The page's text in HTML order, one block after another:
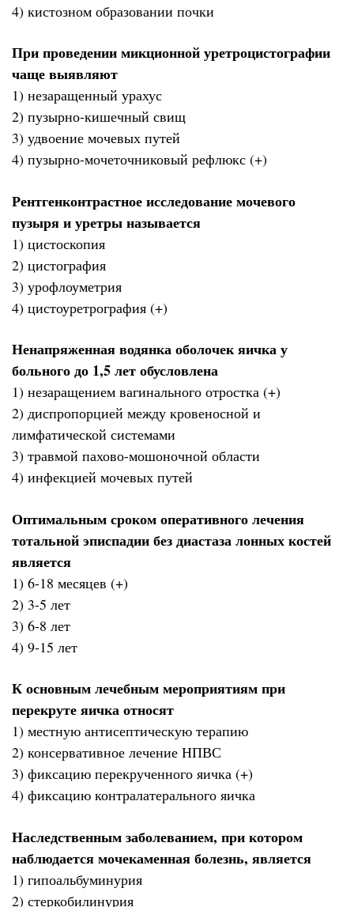
4) кистозном образовании почки
При проведении микционной уретроцистографии
чаще выявляют
1) незаращенный урахус
2) пузырно-кишечный свищ
3) удвоение мочевых путей
4) пузырно-мочеточниковый рефлюкс (+)
Рентгенконтрастное исследование мочевого
пузыря и уретры называется
1) цистоскопия
2) цистография
3) урофлоуметрия
4) цистоуретрография (+)
Ненапряженная водянка оболочек яичка у
больного до 1,5 лет обусловлена
1) незаращением вагинального отростка (+)
2) диспропорцией между кровеносной и
лимфатической системами
3) травмой пахово-мошоночной области
4) инфекцией мочевых путей
Оптимальным сроком оперативного лечения
тотальной эписпадии без диастаза лонных костей
является
1) 6-18 месяцев (+)
2) 3-5 лет
3) 6-8 лет
4) 9-15 лет
К основным лечебным мероприятиям при
перекруте яичка относят
1) местную антисептическую терапию
2) консервативное лечение НПВС
3) фиксацию перекрученного яичка (+)
4) фиксацию контралатерального яичка
Наследственным заболеванием, при котором
наблюдается мочекаменная болезнь, является
1) гипоальбуминурия
2) стеркобилинурия